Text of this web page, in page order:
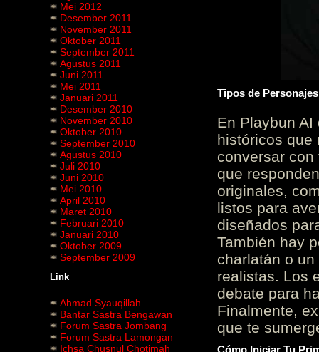
Mei 2012
Desember 2011
November 2011
Oktober 2011
September 2011
Agustus 2011
Juni 2011
Mei 2011
Januari 2011
Desember 2010
November 2010
Oktober 2010
September 2010
Agustus 2010
Juli 2010
Juni 2010
Mei 2010
April 2010
Maret 2010
Februari 2010
Januari 2010
Oktober 2009
September 2009
Link
Ahmad Syauqillah
Bantar Sastra Bengawan
Forum Sastra Jombang
Forum Sastra Lamongan
Ichsa Chusnul Chotimah
Tipos de
En Playbun
históricos que
conversar
que
originales,
listos para
diseñados
También hay
charlatán o
realistas. Los
debate para
Finalmente,
que te
Cómo Iniciar Tu